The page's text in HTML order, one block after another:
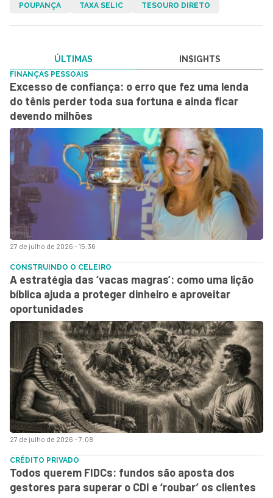
POUPANÇA
TAXA SELIC TESOURO DIRETO
ÚLTIMAS IN$IGHTS
27 de julho de 2026 - 15:36
FINANÇAS PESSOAIS
Excesso de confiança: o erro que fez uma lenda
do tênis perder toda sua fortuna e ainda ficar
devendo milhões
27 de julho de 2026 - 7:08
CONSTRUINDO O CELEIRO
A estratégia das ‘vacas magras’: como uma lição
bíblica ajuda a proteger dinheiro e aproveitar
oportunidades
CRÉDITO PRIVADO
Todos querem FIDCs: fundos são aposta dos
gestores para superar o CDI e ‘roubar’ os clientes